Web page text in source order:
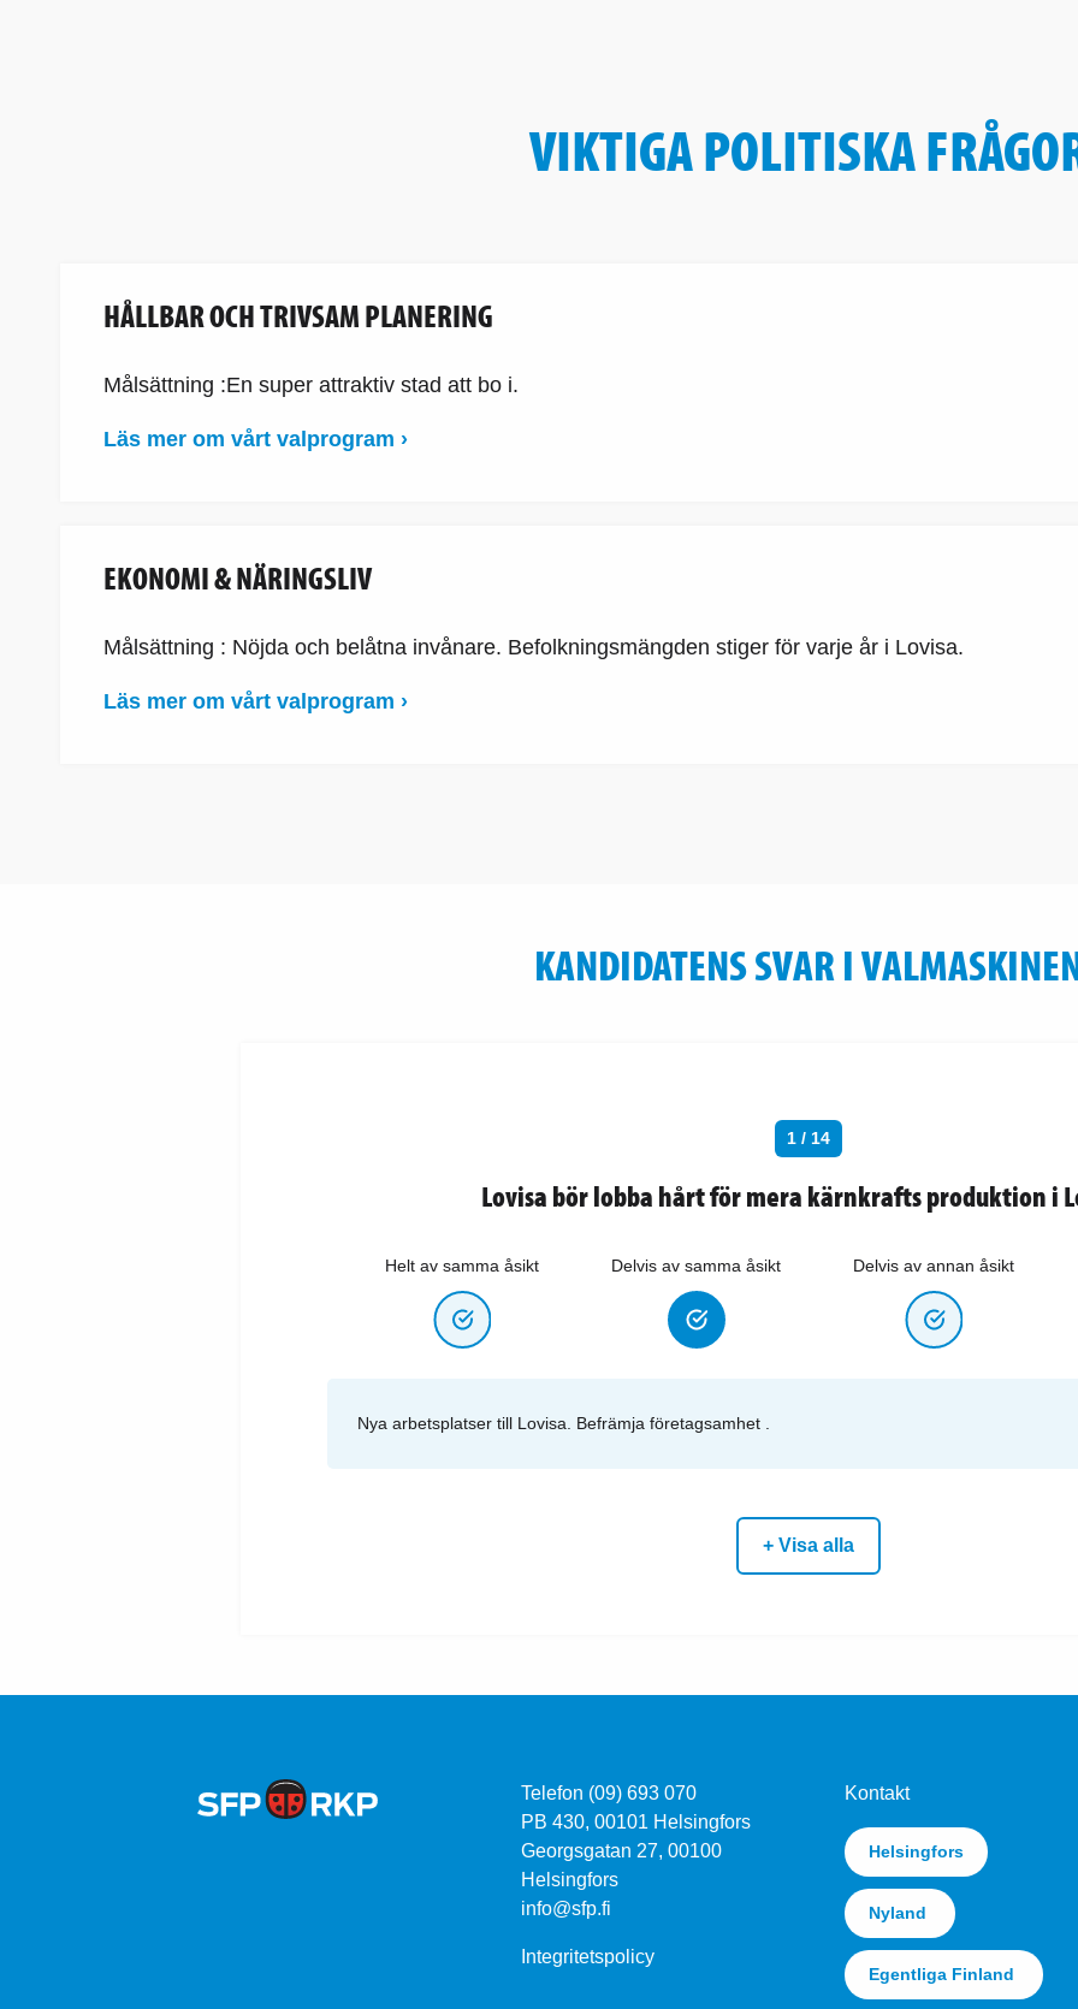
VIKTIGA POLITISKA
HÅLLBAR OCH TRIVSAM PLANERING
Målsättning :En super attraktiv stad att bo i.
Läs mer om vårt valprogram ›
EKONOMI & NÄRINGSLIV
Målsättning : Nöjda och belåtna invånare. Befolkningsmängden stiger för varje år i Lovisa.
Läs mer om vårt valprogram ›
KANDIDATENS SVAR I
1 / 14
Lovisa bör lobba hårt för mera kärnkrafts produktion i
Helt av samma åsikt Delvis av samma åsikt Delvis av annan åsikt
Nya arbetsplatser till Lovisa. Befrämja företagsamhet .
+ Visa alla
Telefon (09) 693 070
PB 430, 00101 Helsingfors
Georgsgatan 27, 00100
Helsingfors
info@sfp.fi
Integritetspolicy
Kontakt
Helsingfors
Nyland
Egentliga Finland